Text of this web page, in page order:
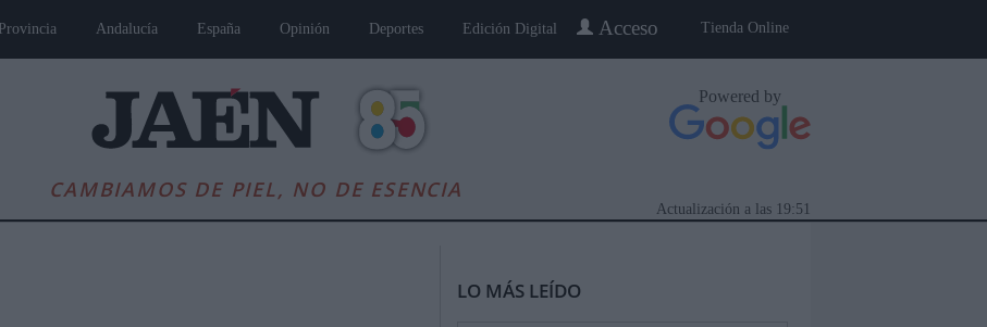
Tienda Online
Acceso
Provincia Andalucía España Opinión Deportes Edición Digital
CAMBIAMOS DE PIEL, NO DE ESENCIA
Powered by
19:51
Actualización a las
LO MÁS LEÍDO